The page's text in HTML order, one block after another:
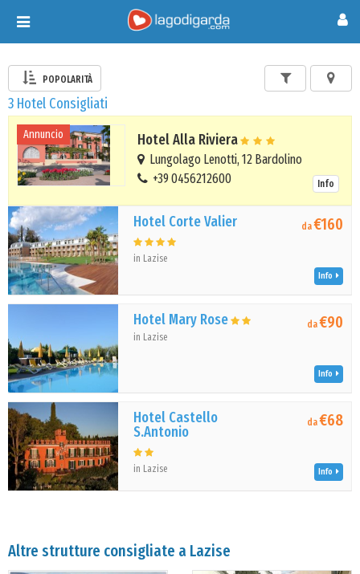
Toggle
navigation
POPOLARITÀ
3 Hotel Consigliati
Annuncio Hotel Alla Riviera
Lungolago Lenotti, 12 Bardolino
+39 0456212600
Info
Hotel Corte Valier
in Lazise
da€160
Info
Hotel Mary Rose
in Lazise
da€90
Info
Hotel Castello
S.Antonio
in Lazise
da€68
Info
Altre strutture consigliate a Lazise